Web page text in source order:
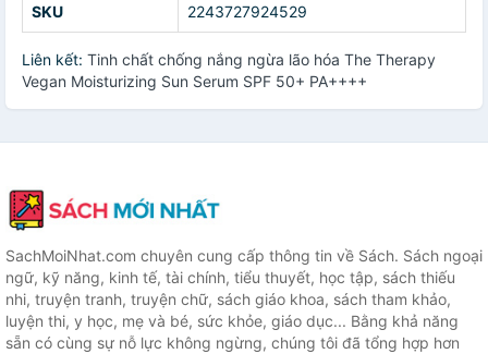
SKU 2243727924529
Liên kết: Tinh chất chống nắng ngừa lão hóa The Therapy
Vegan Moisturizing Sun Serum SPF 50+ PA++++
SachMoiNhat.com chuyên cung cấp thông tin về Sách. Sách ngoại
ngữ, kỹ năng, kinh tế, tài chính, tiểu thuyết, học tập, sách thiếu
nhi, truyện tranh, truyện chữ, sách giáo khoa, sách tham khảo,
luyện thi, y học, mẹ và bé, sức khỏe, giáo dục... Bằng khả năng
sẵn có cùng sự nỗ lực không ngừng, chúng tôi đã tổng hợp hơn